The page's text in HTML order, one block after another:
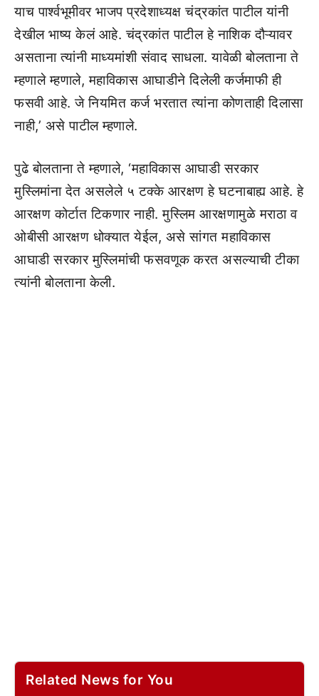
याच पार्श्वभूमीवर भाजप प्रदेशाध्यक्ष चंद्रकांत पाटील यांनी
देखील भाष्य केलं आहे. चंद्रकांत पाटील हे नाशिक दौऱ्यावर
असताना त्यांनी माध्यमांशी संवाद साधला. यावेळी बोलताना ते
म्हणाले म्हणाले, महाविकास आघाडीने दिलेली कर्जमाफी ही
फसवी आहे. जे नियमित कर्ज भरतात त्यांना कोणताही दिलासा
नाही,’ असे पाटील म्हणाले.
पुढे बोलताना ते म्हणाले, ‘महाविकास आघाडी सरकार
मुस्लिमांना देत असलेले ५ टक्के आरक्षण हे घटनाबाह्य आहे. हे
आरक्षण कोर्टात टिकणार नाही. मुस्लिम आरक्षणामुळे मराठा व
ओबीसी आरक्षण धोक्यात येईल, असे सांगत महाविकास
आघाडी सरकार मुस्लिमांची फसवणूक करत असल्याची टीका
त्यांनी बोलताना केली.
Related News for You